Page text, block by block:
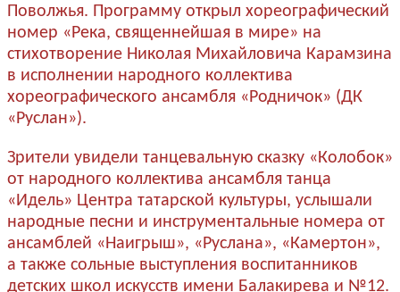
Поволжья. Программу открыл хореографический
номер «Река, священнейшая в мире» на
стихотворение Николая Михайловича Карамзина
в исполнении народного коллектива
хореографического ансамбля «Родничок» (ДК
«Руслан»).
Зрители увидели танцевальную сказку «Колобок»
от народного коллектива ансамбля танца
«Идель» Центра татарской культуры, услышали
народные песни и инструментальные номера от
ансамблей «Наигрыш», «Руслана», «Камертон»,
а также сольные выступления воспитанников
детских школ искусств имени Балакирева и №12.